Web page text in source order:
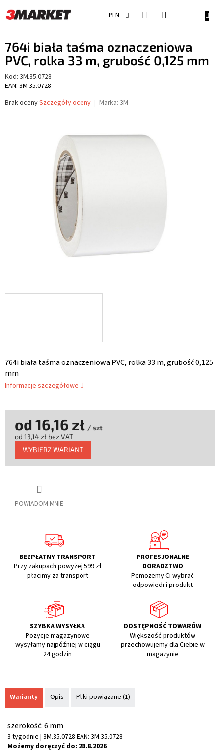
do
treści
PLN
764i biała taśma oznaczeniowa
PVC, rolka 33 m, grubość 0,125 mm
Kod: 3M.35.0728
EAN: 3M.35.0728
Średnia
Brak ocenySzczegóły oceny Marka: 3M
764i biała taśma oznaczeniowa PVC, rolka 33 m, grubość 0,125
mm
Informacje szczegółowe
POWIADOM MNIE
od 16,16 zł / szt
od 13,14 zł bez VAT
Cena
jednostkowa:
WYBIERZ WARIANT
BEZPŁATNY TRANSPORT
Przy zakupach powyżej 599 zł
płacimy za transport
PROFESJONALNE
DORADZTWO
Pomożemy Ci wybrać
odpowiedni produkt
SZYBKA WYSYŁKA
Pozycje magazynowe
wysyłamy najpóźniej w ciągu
24 godzin
DOSTĘPNOŚĆ TOWARÓW
Większość produktów
przechowujemy dla Ciebie w
magazynie
Warianty Opis Pliki powiązane (1)
szerokość: 6 mm
3 tygodnie | 3M.35.0728 EAN: 3M.35.0728
Możemy doręczyć do: 28.8.2026